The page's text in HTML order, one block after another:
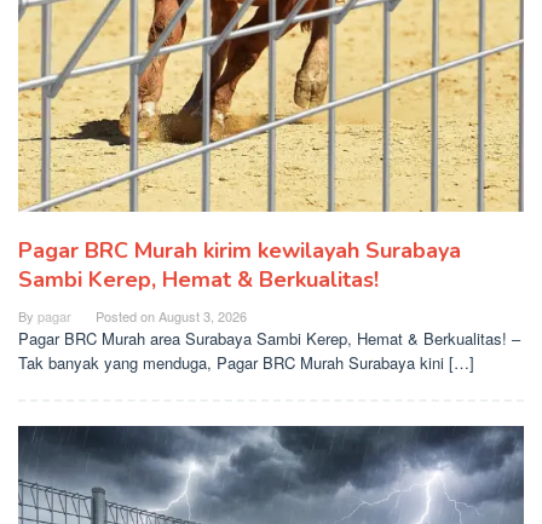
Pagar BRC Murah kirim kewilayah Surabaya
Sambi Kerep, Hemat & Berkualitas!
By pagar Posted onAugust 3, 2026
Pagar BRC Murah area Surabaya Sambi Kerep, Hemat & Berkualitas! –
Tak banyak yang menduga, Pagar BRC Murah Surabaya kini […]